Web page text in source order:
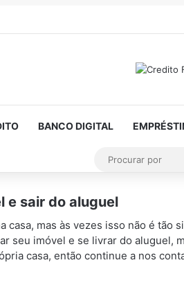
BANCO DIGITAL
e sair do aluguel
mas às vezes isso não é tão
seu imóvel e se livrar do aluguel,
casa, então continue a nos